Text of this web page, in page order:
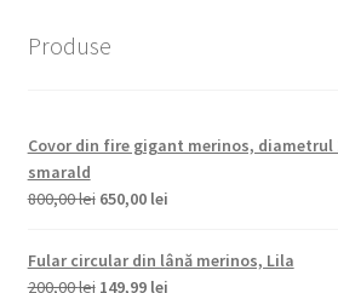
Produse
Covor din fire gigant merinos, diametrul
smarald
800,00lei Prețul
fost:
650,00 leiPrețul
este:
650,00 lei.
Fular circular din lână merinos, Lila
200,00lei Prețul
149,99 leiPrețul